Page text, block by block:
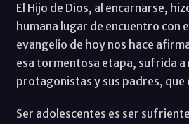
El Hijo de Dios, al encarnarse,
humana lugar de encuentro con
evangelio de hoy nos hace
esa tormentosa etapa, sufrida a
protagonistas y sus padres, que
Ser adolescentes es ser